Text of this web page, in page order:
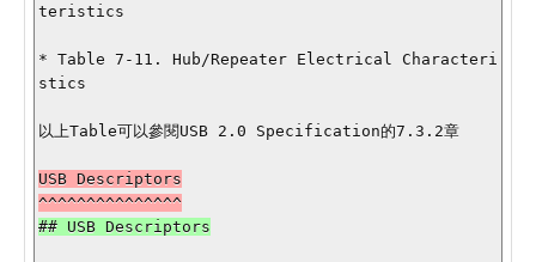
teristics
* Table 7-11. Hub/Repeater Electrical Characteri
stics
以上Table可以參閱USB 2.0 Specification的7.3.2章
USB Descriptors